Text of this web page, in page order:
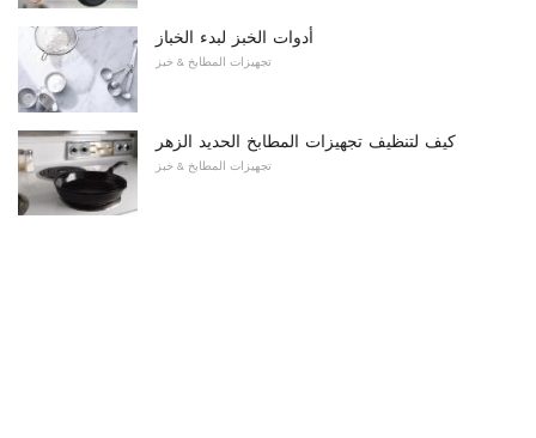
أدوات الخبز لبدء الخباز
تجهيزات المطابخ & خبز
كيف لتنظيف تجهيزات المطابخ الحديد الزهر
تجهيزات المطابخ & خبز